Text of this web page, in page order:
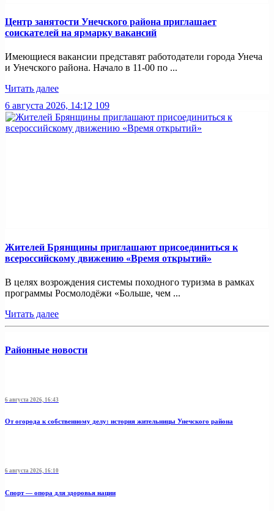
Центр занятости Унечского района приглашает
соискателей на ярмарку вакансий
Имеющиеся вакансии представят работодатели города Унеча
и Унечского района. Начало в 11-00 по ...
Читать далее
6 августа 2026, 14:12 109
Жителей Брянщины приглашают присоединиться к
всероссийскому движению «Время открытий»
В целях возрождения системы походного туризма в рамках
программы Росмолодёжи «Больше, чем ...
Читать далее
Районные новости
6 августа 2026, 16:43
От огорода к собственному делу: история жительницы Унечского района
6 августа 2026, 16:10
Спорт — опора для здоровья нации